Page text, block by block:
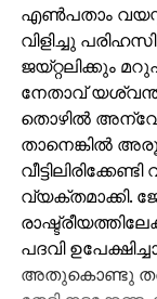
എണ്‍പതാം
വിളിച്ചു
ജയ്റ്റലിക്കും
നേതാവ്
തൊഴില്‍
താനെങ്കില്‍
വ്യക്തമാക്കി.
പദവി
അതുകൊണ്ടു